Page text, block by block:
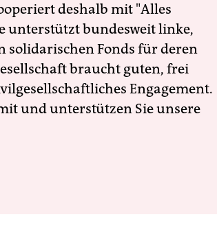
deshalb mit "Alles
unterstützt bundesweit linke,
solidarischen Fonds für deren
braucht guten, frei
Engagement.
und unterstützen Sie unsere